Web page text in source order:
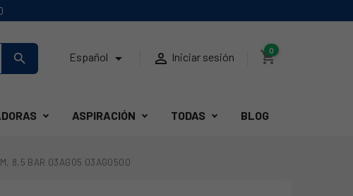
search Español   Iniciar sesión shopping_cart
0
ASPIRACIÓN TODAS BLOG
8,5 BAR 03AG05 03AG0500